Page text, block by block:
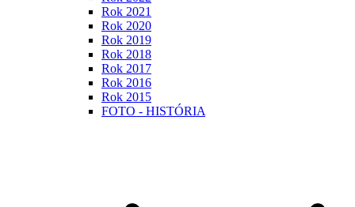
Rok 2021
Rok 2020
Rok 2019
Rok 2018
Rok 2017
Rok 2016
Rok 2015
FOTO - HISTÓRIA